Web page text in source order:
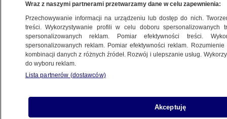
najwięcej Orderów Orła Białego
Zuzanna Karczewska
1.06.2026, 16:23
Wraz z naszymi partnerami przetwarzamy dane w celu zapewnienia:
Przechowywanie informacji na urządzeniu lub dostęp do nich.
treści. Wykorzystywanie profili w celu doboru spersonalizowanych
spersonalizowanych reklam. Pomiar efektywności treści.
spersonalizowanych reklam. Pomiar efektywności reklam.
kombinacji danych z różnych źródeł. Rozwój i ulepszanie usług.
do wyboru reklam.
Lista partnerów (dostawców)
Akceptuję